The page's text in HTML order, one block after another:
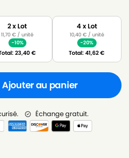
2 x Lot
11,70€ / unité
-10%
23,40€
4 x Lot
10,40 €/ unité
-20%
Total:41,62€
Ajouter au panier
Échange gratuit.